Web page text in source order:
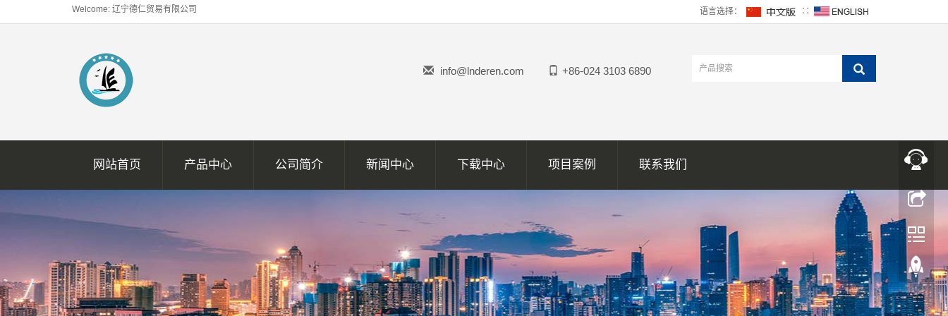
Welcome: 辽宁德仁贸易有限公司 语言选择： ∷
info@lnderen.com +86-024 3103 6890
网站首页 产品中心 公司简介 新闻中心 下载中心 项目案例 联系我们